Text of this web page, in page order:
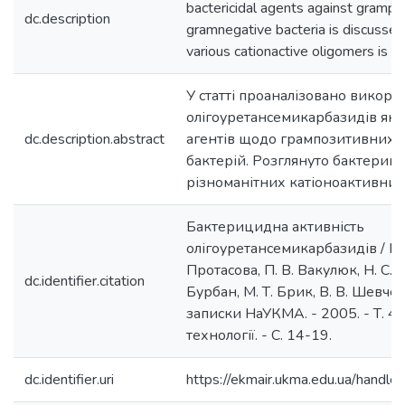
dc.description
bactericidal agents against
gramnegative bacteria is
various cationactive oligomers is
dc.description.abstract
У статті проаналізовано
олігоуретансемикарбазидів
агентів щодо грампозитивних
бактерій. Розглянуто
різноманіт­них
dc.identifier.citation
Бактерицидна активність
олігоуретансемикарбазидів /
Протасова, П. В. Вакулюк, Н. С.
Бурбан, М. Т. Брик, В. В.
записки НаУКМА. - 2005. - Т. 42:
технології. - С. 14-19.
dc.identifier.uri https://ekmair.ukma.edu.ua/